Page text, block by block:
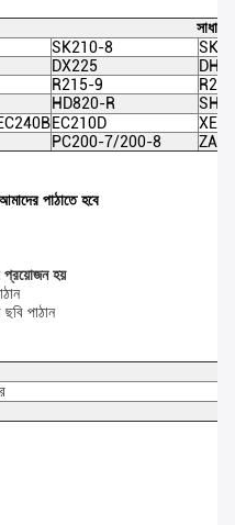
SK210-8
DX225
R215-9
HD820-R
EC210D
PC200-7/200-8
পাঠাতে হবে
প্রয়োজন হয়
পাঠান